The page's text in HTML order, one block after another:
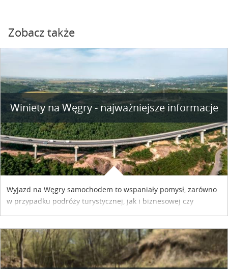
Zobacz także
Winiety na Węgry - najważniejsze informacje
Wyjazd na Węgry samochodem to wspaniały pomysł, zarówno
w przypadku podróży turystycznej, jak i biznesowej czy
współpracy reklamowej z Hungary Vignette.